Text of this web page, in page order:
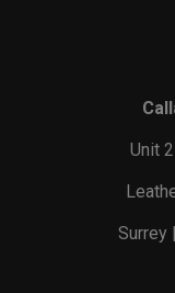
Unit
Surrey